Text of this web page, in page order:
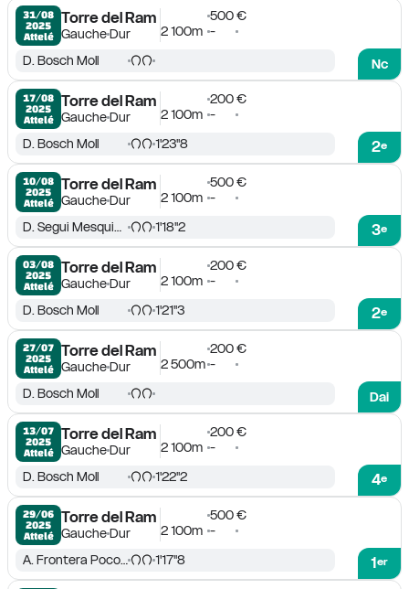
31/08
2025
Attelé
Torre del Ram
GaucheDur
500 €
2 100m -
Nc
D. Bosch Moll
17/08
2025
Attelé
Torre del Ram
GaucheDur
200 €
2 100m -
2e
D. Bosch Moll 1'23''8
10/08
2025
Attelé
Torre del Ram
GaucheDur
500 €
2 100m -
3e
D. Segui Mesquida 1'18''2
03/08
2025
Attelé
Torre del Ram
GaucheDur
200 €
2 100m -
2e
D. Bosch Moll 1'21''3
27/07
2025
Attelé
Torre del Ram
GaucheDur
200 €
2 500m -
Dai
D. Bosch Moll
13/07
2025
Attelé
Torre del Ram
GaucheDur
200 €
2 100m -
4e
D. Bosch Moll 1'22''2
29/06
2025
Attelé
Torre del Ram
GaucheDur
500 €
2 100m -
1er
A. Frontera Pocovi 1'17''8